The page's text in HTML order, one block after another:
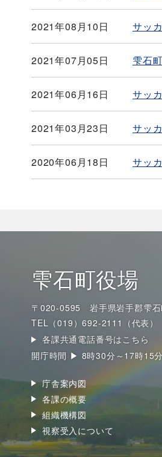
2021年08月10日 サッ
2021年07月05日 雫石
2021年06月16日 サッ
2021年03月23日 サッ
2020年06月18日 サッ
雫石町役場
〒020-0595 岩手県岩手郡雫石
TEL（019）692-2111（代表）
各課共通電話番号はこちら
開庁時間 ▶ 8時30分～17時15
庁舎案内図
各課の概要
組織機構図
視察受入について